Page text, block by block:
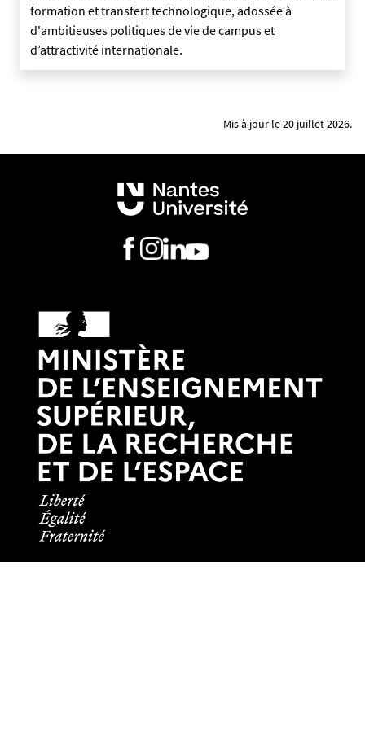
formation et transfert technologique, adossée à
d'ambitieuses politiques de vie de campus et
d’attractivité internationale.
Mis à jour le 20 juillet 2026.